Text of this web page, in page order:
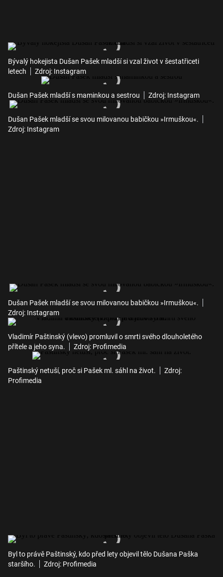
Bývalý hokejista Dušan Pašek mladší si vzal život v šestatřiceti
letech
Zdroj: Instagram
Dušan Pašek mladší s maminkou a sestrou Zdroj: Instagram
Dušan Pašek mladší se svou milovanou babičkou »Irmuškou«.
Zdroj: Instagram
Dušan Pašek mladší se svou milovanou babičkou »Irmuškou«.
Zdroj: Instagram
Vladimír Paštinský (vlevo) promluvil o smrti svého dlouholetého
přítele a jeho syna.
Zdroj: Profimedia
Paštinský netuší, proč si Pašek ml. sáhl na život.
Zdroj:
Profimedia
Byl to právě Paštinský, kdo před lety objevil tělo Dušana Paška
staršího.
Zdroj: Profimedia